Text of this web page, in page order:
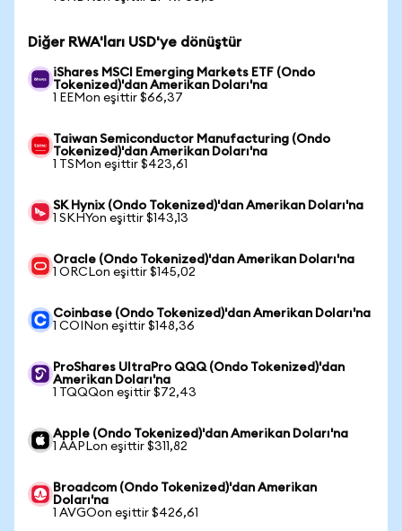
Diğer RWA'ları USD'ye dönüştür
iShares MSCI Emerging Markets ETF (Ondo
Tokenized)'dan Amerikan Doları'na
1 EEMon eşittir $66,37
Taiwan Semiconductor Manufacturing (Ondo
Tokenized)'dan Amerikan Doları'na
1 TSMon eşittir $423,61
SK Hynix (Ondo Tokenized)'dan Amerikan Doları'na
1 SKHYon eşittir $143,13
Oracle (Ondo Tokenized)'dan Amerikan Doları'na
1 ORCLon eşittir $145,02
Coinbase (Ondo Tokenized)'dan Amerikan Doları'na
1 COINon eşittir $148,36
ProShares UltraPro QQQ (Ondo Tokenized)'dan
Amerikan Doları'na
1 TQQQon eşittir $72,43
Apple (Ondo Tokenized)'dan Amerikan Doları'na
1 AAPLon eşittir $311,82
Broadcom (Ondo Tokenized)'dan Amerikan
Doları'na
1 AVGOon eşittir $426,61